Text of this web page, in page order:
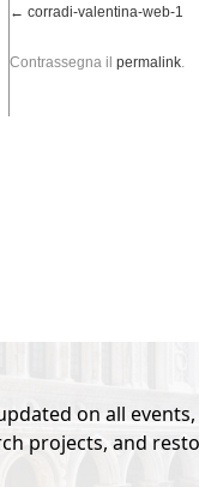
corradi-valentina-web-1
Contrassegna il permalink.
on all events,
projects, and